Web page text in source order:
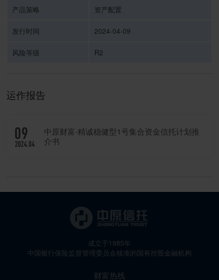
产品策略 资产配置
发行时间 2024-04-09
风险等级 R2
运作报告
09
2024.04
中原财富-精诚稳健型1号集合资金信托计划推
介书
成立于1985年
中国银行保险监督管理委员会核准的国有控股金融机构
财富热线